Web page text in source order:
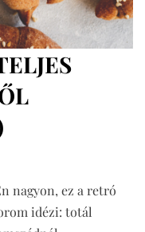
nagyon, ez a retró
idézi: totál